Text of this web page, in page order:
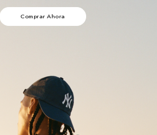
Comprar Ahora